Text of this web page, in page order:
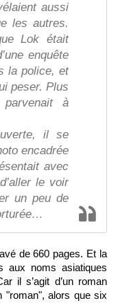
aussi
les autres.
Lok était
enquête
la police, et
peser. Plus
à
il se
encadrée
avec
le voir
un peu de
de 660 pages. Et la
aux noms asiatiques
il s’agit d’un roman
"roman", alors que six